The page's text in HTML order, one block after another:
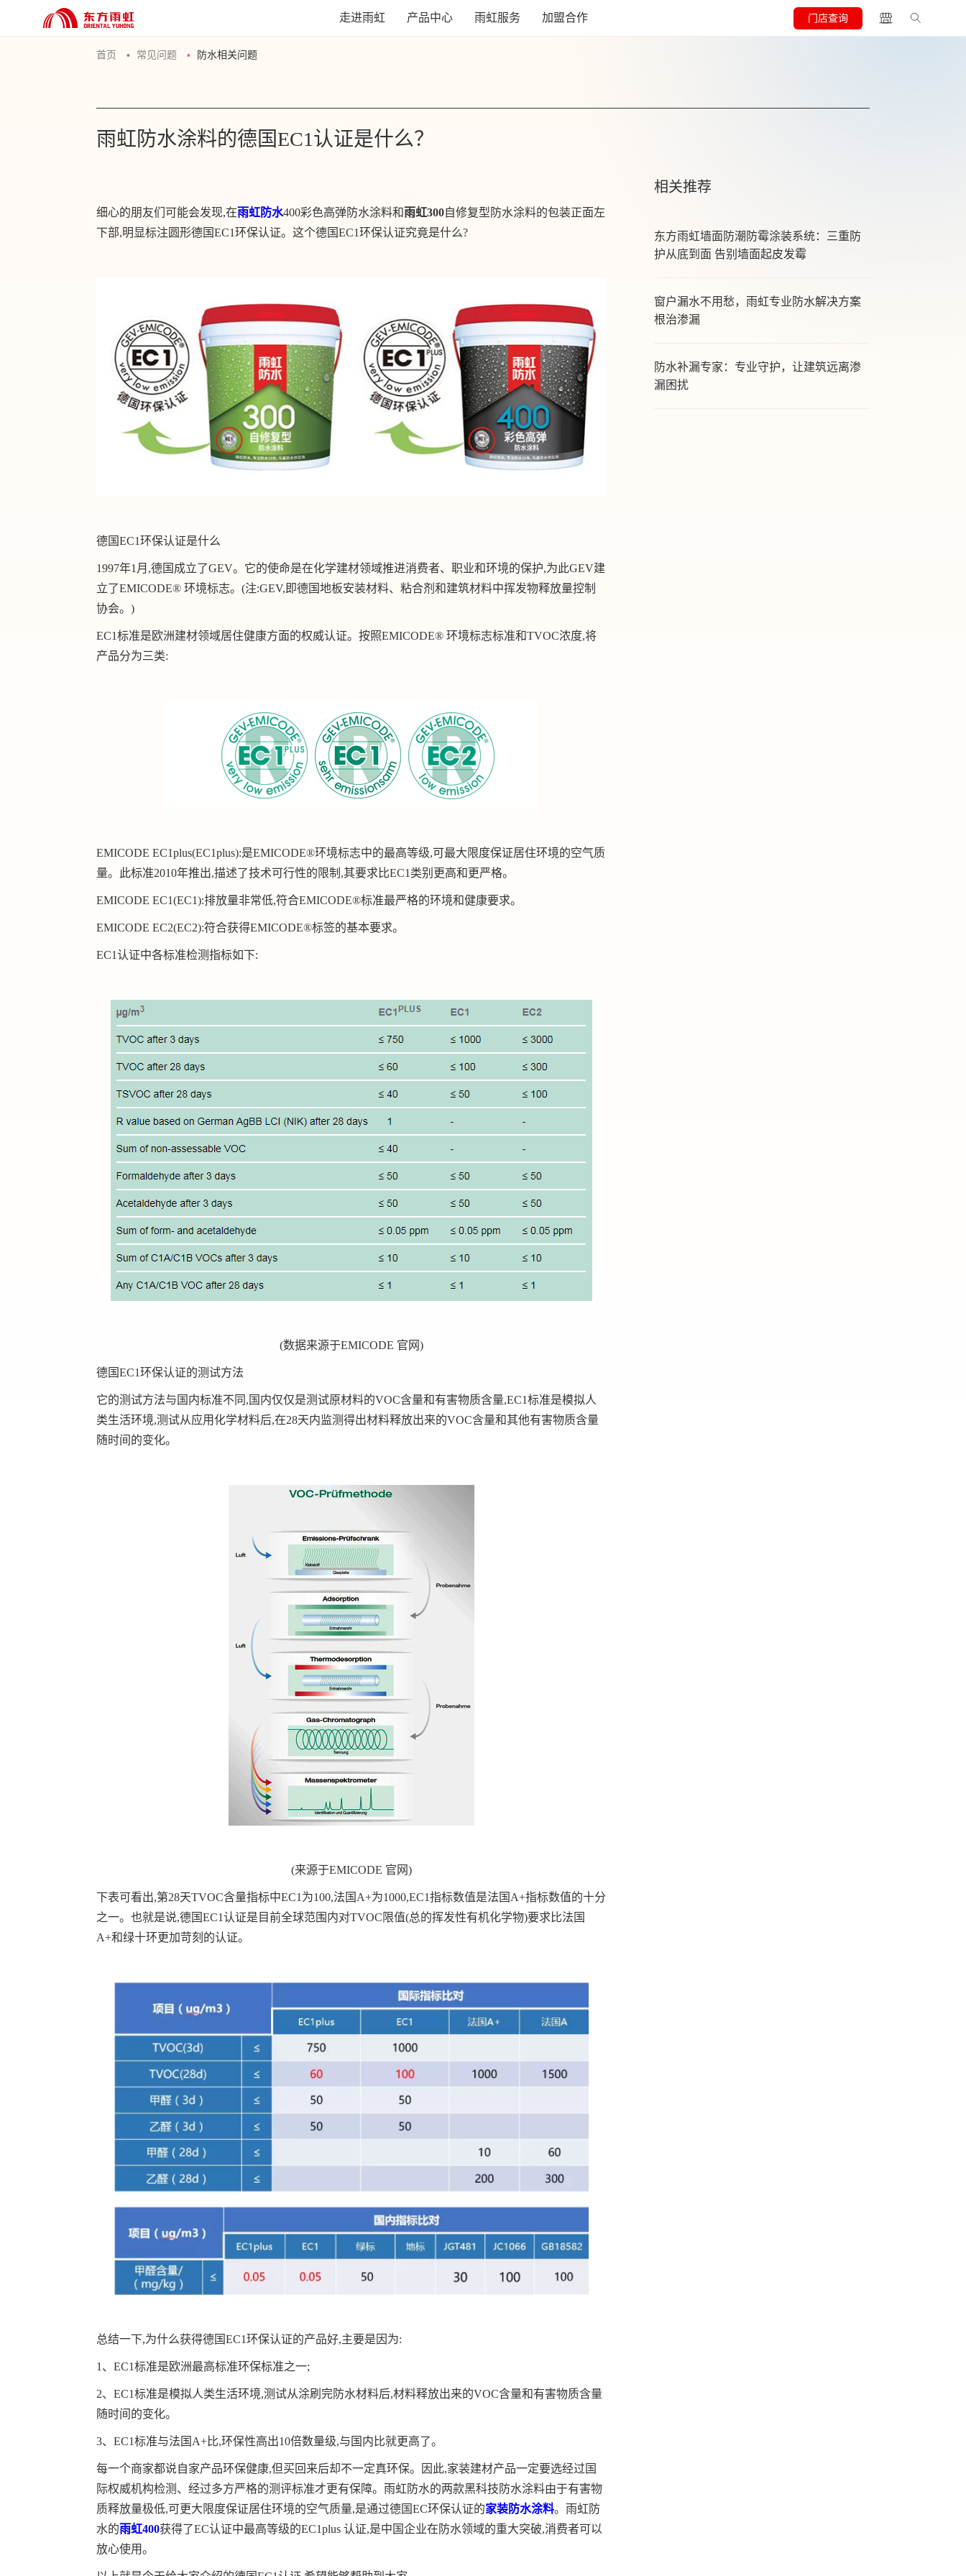
走进雨虹 产品中心 雨虹服务 加盟合作 门店查询
首页 常见问题 防水相关问题
雨虹防水涂料的德国EC1认证是什么？
细心的朋友们可能会发现,在雨虹防水400彩色高弹防水涂料和雨虹300自修复型防水涂料的包装正面左
下部,明显标注圆形德国EC1环保认证。这个德国EC1环保认证究竟是什么?
德国EC1环保认证是什么
1997年1月,德国成立了GEV。它的使命是在化学建材领域推进消费者、职业和环境的保护,为此GEV建
立了EMICODE® 环境标志。(注:GEV,即德国地板安装材料、粘合剂和建筑材料中挥发物释放量控制
协会。)
EC1标准是欧洲建材领域居住健康方面的权威认证。按照EMICODE® 环境标志标准和TVOC浓度,将
产品分为三类:
EMICODE EC1plus(EC1plus):是EMICODE®环境标志中的最高等级,可最大限度保证居住环境的空气质
量。此标准2010年推出,描述了技术可行性的限制,其要求比EC1类别更高和更严格。
EMICODE EC1(EC1):排放量非常低,符合EMICODE®标准最严格的环境和健康要求。
EMICODE EC2(EC2):符合获得EMICODE®标签的基本要求。
EC1认证中各标准检测指标如下:
(数据来源于EMICODE 官网)
德国EC1环保认证的测试方法
它的测试方法与国内标准不同,国内仅仅是测试原材料的VOC含量和有害物质含量,EC1标准是模拟人
类生活环境,测试从应用化学材料后,在28天内监测得出材料释放出来的VOC含量和其他有害物质含量
随时间的变化。
(来源于EMICODE 官网)
下表可看出,第28天TVOC含量指标中EC1为100,法国A+为1000,EC1指标数值是法国A+指标数值的十分
之一。也就是说,德国EC1认证是目前全球范围内对TVOC限值(总的挥发性有机化学物)要求比法国
A+和绿十环更加苛刻的认证。
总结一下,为什么获得德国EC1环保认证的产品好,主要是因为:
1、EC1标准是欧洲最高标准环保标准之一;
2、EC1标准是模拟人类生活环境,测试从涂刷完防水材料后,材料释放出来的VOC含量和有害物质含量
随时间的变化。
3、EC1标准与法国A+比,环保性高出10倍数量级,与国内比就更高了。
每一个商家都说自家产品环保健康,但买回来后却不一定真环保。因此,家装建材产品一定要选经过国
际权威机构检测、经过多方严格的测评标准才更有保障。雨虹防水的两款黑科技防水涂料由于有害物
质释放量极低,可更大限度保证居住环境的空气质量,是通过德国EC环保认证的家装防水涂料。雨虹防
水的雨虹400获得了EC认证中最高等级的EC1plus 认证,是中国企业在防水领域的重大突破,消费者可以
放心使用。
相关推荐
东方雨虹墙面防潮防霉涂装系统：三重防
护从底到面 告别墙面起皮发霉
窗户漏水不用愁，雨虹专业防水解决方案
根治渗漏
防水补漏专家：专业守护，让建筑远离渗
漏困扰